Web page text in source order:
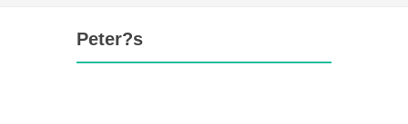
Peter?s